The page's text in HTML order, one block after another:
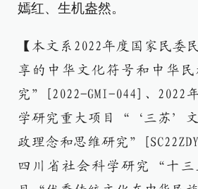
嫣红、生机盎然。
【本文系2022年度国家民委
享的中华文化符号和中华
究”[2022-GMI-044]、2022
学研究重大项目“‘三苏’文
政理念和思维研究
四川省社会科学研究“十